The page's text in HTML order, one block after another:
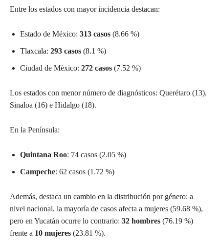
Entre los estados con mayor incidencia destacan:
Estado de México: 313 casos (8.66 %)
Tlaxcala: 293 casos (8.1 %)
Ciudad de México: 272 casos (7.52 %)
Los estados con menor número de diagnósticos: Querétaro (13),
Sinaloa (16) e Hidalgo (18).
En la Península:
Quintana Roo: 74 casos (2.05 %)
Campeche: 62 casos (1.72 %)
Además, destaca un cambio en la distribución por género: a
nivel nacional, la mayoría de casos afecta a mujeres (59.68 %),
pero en Yucatán ocurre lo contrario: 32 hombres (76.19 %)
frente a 10 mujeres (23.81 %).